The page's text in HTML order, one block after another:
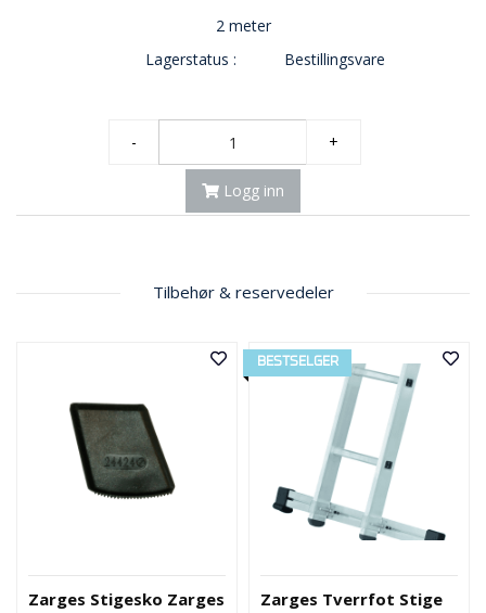
2 meter
Lagerstatus :
Bestillingsvare
- +
Logg inn
Tilbehør & reservedeler
Zarges Stigesko Zarges
BESTSELGER
Zarges Tverrfot Stige